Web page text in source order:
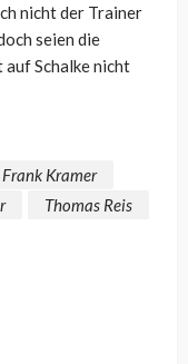
nicht der Trainer
seien die
Schalke nicht
Frank Kramer
Thomas Reis